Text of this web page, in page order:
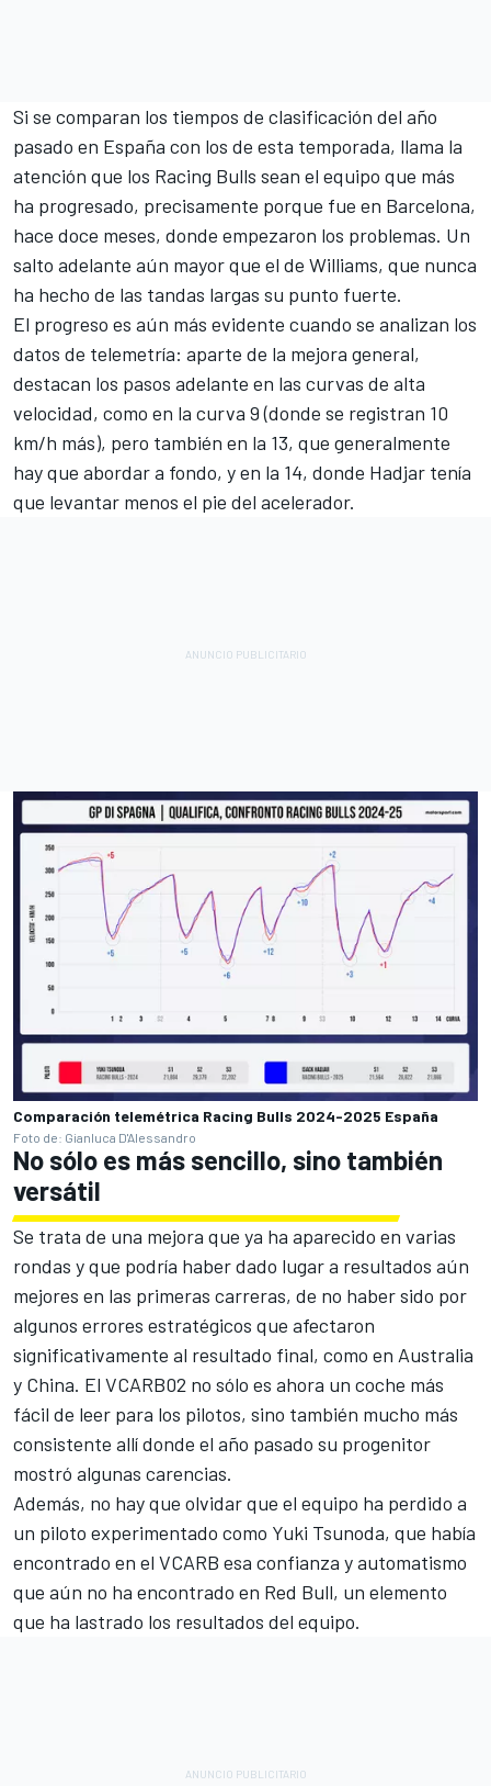
Si se comparan los tiempos de clasificación del año
pasado en España con los de esta temporada, llama la
atención que los Racing Bulls sean el equipo que más
ha progresado, precisamente porque fue en Barcelona,
hace doce meses, donde empezaron los problemas. Un
salto adelante aún mayor que el de Williams, que nunca
ha hecho de las tandas largas su punto fuerte.
El progreso es aún más evidente cuando se analizan los
datos de telemetría: aparte de la mejora general,
destacan los pasos adelante en las curvas de alta
velocidad, como en la curva 9 (donde se registran 10
km/h más), pero también en la 13, que generalmente
hay que abordar a fondo, y en la 14, donde Hadjar tenía
que levantar menos el pie del acelerador.
Comparación telemétrica Racing Bulls 2024-2025 España
Foto de: Gianluca D'Alessandro
No sólo es más sencillo, sino también
versátil
Se trata de una mejora que ya ha aparecido en varias
rondas y que podría haber dado lugar a resultados aún
mejores en las primeras carreras, de no haber sido por
algunos errores estratégicos que afectaron
significativamente al resultado final, como en Australia
y China. El VCARB02 no sólo es ahora un coche más
fácil de leer para los pilotos, sino también mucho más
consistente allí donde el año pasado su progenitor
mostró algunas carencias.
Además, no hay que olvidar que el equipo ha perdido a
un piloto experimentado como Yuki Tsunoda, que había
encontrado en el VCARB esa confianza y automatismo
que aún no ha encontrado en Red Bull, un elemento
que ha lastrado los resultados del equipo.